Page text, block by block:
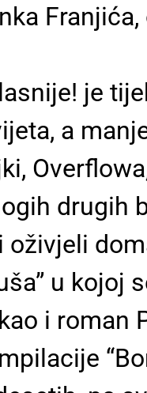
je
a
drugih
oživjeli
u kojoj
i roman